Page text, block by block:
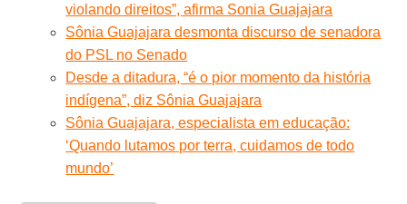
violando direitos”, afirma Sonia Guajajara
Sônia Guajajara desmonta discurso de senadora
do PSL no Senado
Desde a ditadura, “é o pior momento da história
indígena”, diz Sônia Guajajara
Sônia Guajajara, especialista em educação:
‘Quando lutamos por terra, cuidamos de todo
mundo’